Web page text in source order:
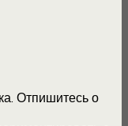
Отпишитесь о